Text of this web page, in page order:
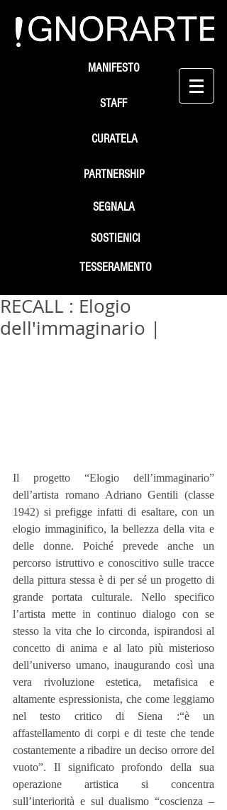
STAFF
SEGNALA
SOSTIENICI
MANIFESTO
PARTNERSHIP
TESSERAMENTO
CURATELA
RECALL : Elogio
dell'immaginario |
Il progetto “Elogio dell’immaginario”
dell’artista romano Adriano Gentili (classe
1942) si prefigge infatti di esaltare, con un
elogio immaginifico, la bellezza della vita e
delle donne. Poiché prevede anche un
percorso istruttivo e conoscitivo sulle tracce
della pittura stessa è di per sé un progetto di
grande portata culturale. Nello specifico
l’artista mette in continuo dialogo con se
stesso la vita che lo circonda, ispirandosi al
concetto di anima e al lato più misterioso
dell’universo umano, inaugurando così una
vera rivoluzione estetica, metafisica e
altamente espressionista, che come leggiamo
nel testo critico di Siena :“è un
affastellamento di corpi e di teste che tende
costantemente a ribadire un deciso orrore del
vuoto”. Il significato profondo della sua
operazione artistica si concentra
sull’interiorità e sul dualismo “coscienza –